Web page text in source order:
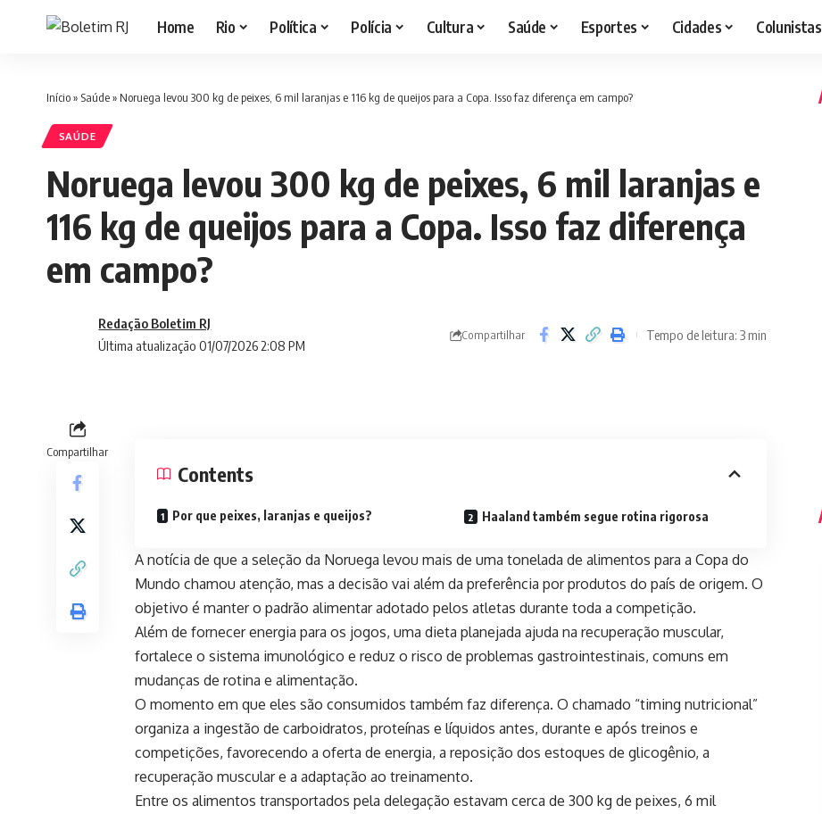
Home Rio Política Polícia Cultura Saúde Esportes Cidades Colunistas
Início» Saúde» Noruega levou 300 kg de peixes, 6 mil laranjas e 116 kg de queijos para a Copa. Isso faz diferença em campo?
SAÚDE
Noruega levou 300 kg de peixes, 6 mil laranjas e
116 kg de queijos para a Copa. Isso faz diferença
em campo?
Última atualização 01/07/2026 2:08 PM
Redação Boletim RJ
Compartilhar Tempo de leitura: 3 min
Compartilhar
Contents
Por que peixes, laranjas e queijos? Haaland também segue rotina rigorosa
A notícia de que a seleção da Noruega levou mais de uma tonelada de alimentos para a Copa do
Mundo chamou atenção, mas a decisão vai além da preferência por produtos do país de origem. O
objetivo é manter o padrão alimentar adotado pelos atletas durante toda a competição.
Além de fornecer energia para os jogos, uma dieta planejada ajuda na recuperação muscular,
fortalece o sistema imunológico e reduz o risco de problemas gastrointestinais, comuns em
mudanças de rotina e alimentação.
O momento em que eles são consumidos também faz diferença. O chamado “timing nutricional”
organiza a ingestão de carboidratos, proteínas e líquidos antes, durante e após treinos e
competições, favorecendo a oferta de energia, a reposição dos estoques de glicogênio, a
recuperação muscular e a adaptação ao treinamento.
Entre os alimentos transportados pela delegação estavam cerca de 300 kg de peixes, 6 mil